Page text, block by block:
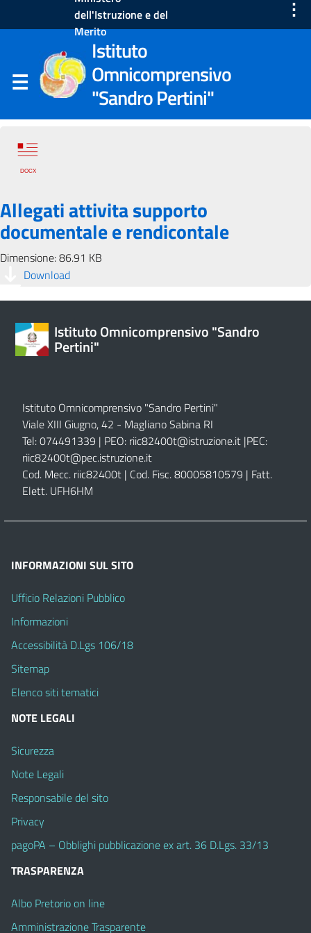
dell'Istruzione e del
Merito
⋮
Istituto
Omnicomprensivo
"Sandro Pertini"
Allegati attivita supporto
documentale e rendicontale
Dimensione: 86.91 KB
Download
Istituto Omnicomprensivo "Sandro
Pertini"
Istituto Omnicomprensivo "Sandro Pertini"
Viale XIII Giugno, 42 - Magliano Sabina RI
Tel: 074491339 | PEO: riic82400t@istruzione.it |PEC:
riic82400t@pec.istruzione.it
Cod. Mecc. riic82400t | Cod. Fisc. 80005810579 | Fatt.
Elett. UFH6HM
INFORMAZIONI SUL SITO
Ufficio Relazioni Pubblico
Informazioni
Accessibilità D.Lgs 106/18
Sitemap
Elenco siti tematici
NOTE LEGALI
Sicurezza
Note Legali
Responsabile del sito
Privacy
pagoPA – Obblighi pubblicazione ex art. 36 D.Lgs. 33/13
TRASPARENZA
Albo Pretorio on line
Amministrazione Trasparente